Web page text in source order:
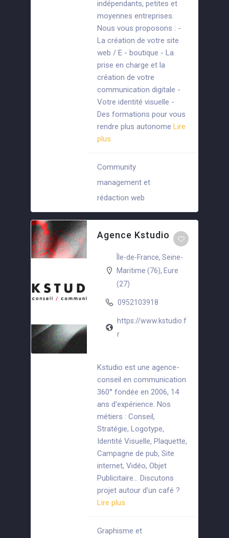
indépendants, petites et
moyennes entreprises.
Nous vous proposons : -
La création de votre site
web / E - boutique - La
prise en charge et la
création de votre
communication digitale -
Votre identité visuelle -
Des formations pour vous
rendre plus autonome Lire
plus
Community
management et
rédaction web
Agence Kstudio
Île-de-France, Seine-
Maritime (76), Eure
(27)
0952103918
https://www.kstudio.f
r
Kstudio est une agence-
conseil en communication
360° fondée en 2006, 14
ans d'expérience. Nos
métiers : Conseil,
Stratégie, Logotype,
Identité Visuelle, Plaquette,
Campagne de pub, Site
internet, Vidéo, Objet
Publicitaire... Discutons
projet autour d'un café ?
Lire plus
Graphisme et